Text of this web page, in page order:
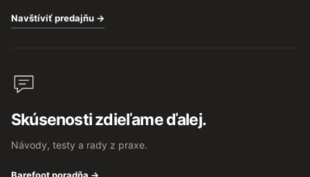
Navštíviť predajňu →
Skúsenosti zdieľame ďalej.
Návody, testy a rady z praxe.